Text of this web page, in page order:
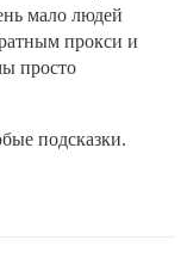
мало людей
прокси и
просто
подсказки.